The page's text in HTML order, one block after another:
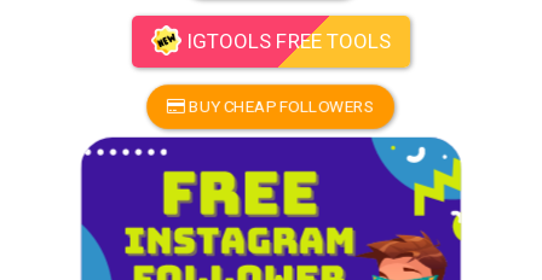
IGTOOLS FREE TOOLS
BUY CHEAP FOLLOWERS